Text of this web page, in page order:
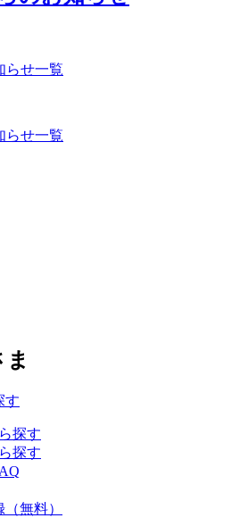
らせ一覧
らせ一覧
す
探す
探す
無料）